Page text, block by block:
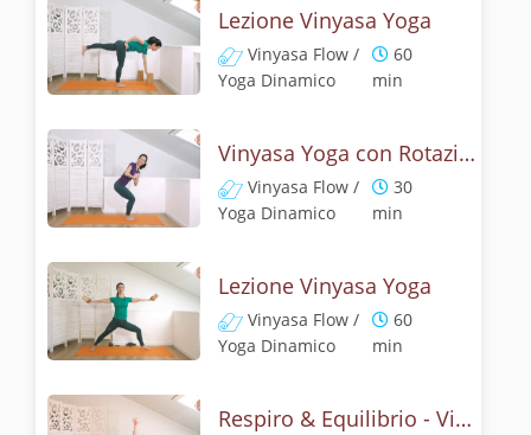
Lezione Vinyasa Yoga
Vinyasa Flow /
Yoga Dinamico
60
min
Vinyasa Yoga con Rotazione della schiena & Equilibrio
Vinyasa Flow /
Yoga Dinamico
30
min
Lezione Vinyasa Yoga
Vinyasa Flow /
Yoga Dinamico
60
min
Respiro & Equilibrio - Vinyasa flow con vasistasana